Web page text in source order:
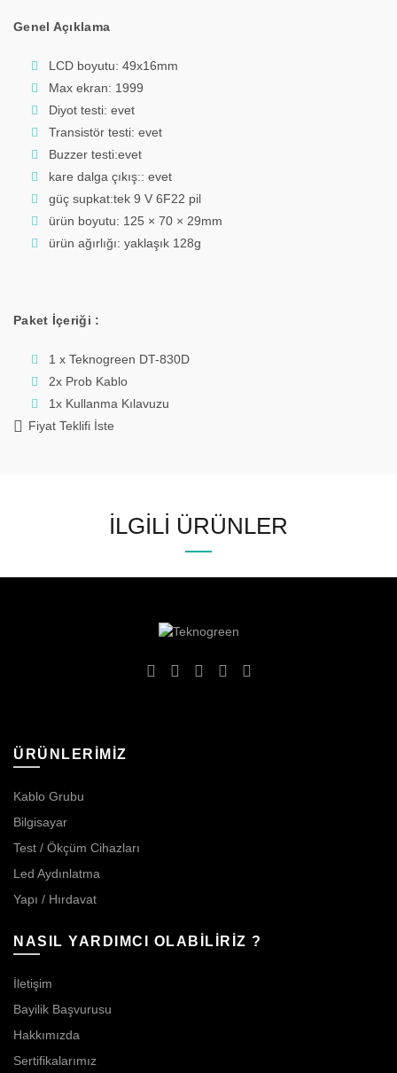
Genel Açıklama
LCD boyutu: 49x16mm
Max ekran: 1999
Diyot testi: evet
Transistör testi: evet
Buzzer testi:evet
kare dalga çıkış:: evet
güç supkat:tek 9 V 6F22 pil
ürün boyutu: 125 × 70 × 29mm
ürün ağırlığı: yaklaşık 128g
Paket İçeriği :
1 x Teknogreen DT-830D
2x Prob Kablo
1x Kullanma Kılavuzu
Fiyat Teklifi İste
İLGILI ÜRÜNLER
ÜRÜNLERİMİZ
Kablo Grubu
Bilgisayar
Test / Ökçüm Cihazları
Led Aydınlatma
Yapı / Hırdavat
NASIL YARDIMCI OLABİLİRİZ ?
İletişim
Bayilik Başvurusu
Hakkımızda
Sertifikalarımız